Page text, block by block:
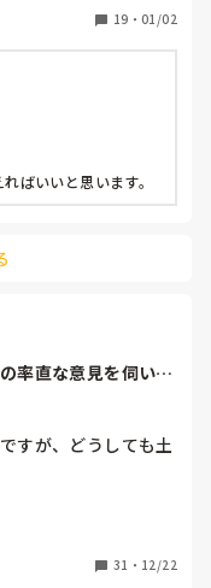
。
何年も言われ続けて
19 ・ 01/02
ばいいと思います。
率直な意見を伺いた
すが、どうしても土
苦労しています。
始まると一日も土曜
31 ・ 12/22